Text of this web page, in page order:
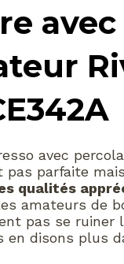
avec
avec
pas parfaite
qualités
amateurs de
pas se ruiner
en disons plus